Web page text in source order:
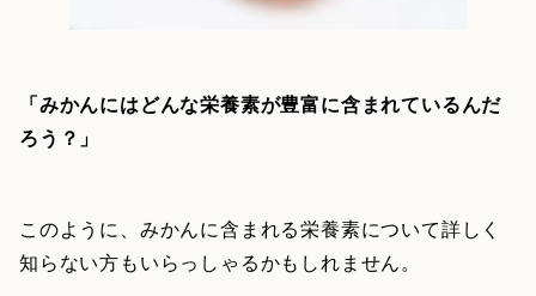
「みかんにはどんな栄養素が豊富に含まれているんだ
ろう？」
このように、みかんに含まれる栄養素について詳しく
知らない方もいらっしゃるかもしれません。